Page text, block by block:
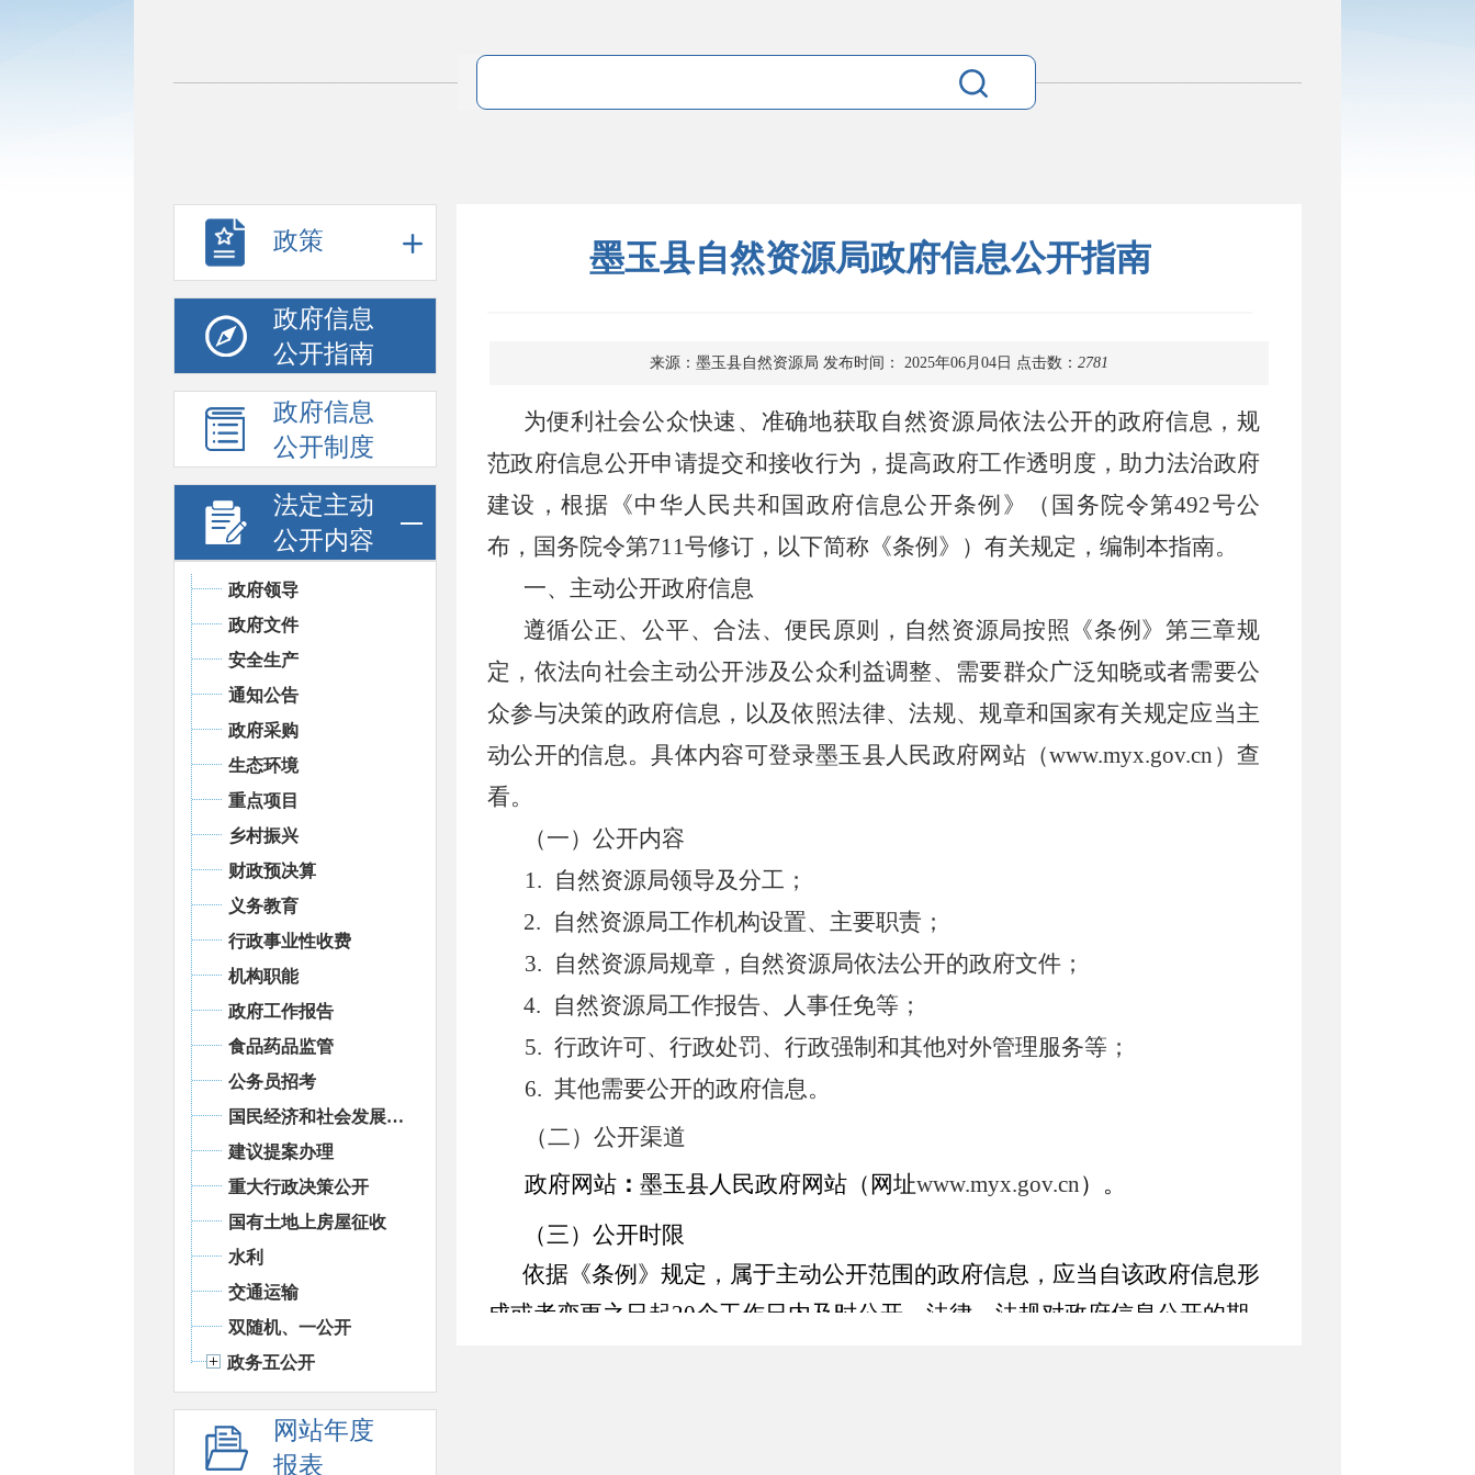
政策
政府信息
公开指南
政府信息
公开制度
法定主动
公开内容
政府领导
政府文件
安全生产
通知公告
政府采购
生态环境
重点项目
乡村振兴
财政预决算
义务教育
行政事业性收费
机构职能
政府工作报告
食品药品监管
公务员招考
国民经济和社会发展统计信息
建议提案办理
重大行政决策公开
国有土地上房屋征收
水利
交通运输
双随机、一公开
政务五公开
网站年度
报表
墨玉县自然资源局政府信息公开指南
来源：墨玉县自然资源局 发布时间： 2025年06月04日 点击数： 2781
为便利社会公众快速、准确地获取自然资源局依法公开的政府信息，规
范政府信息公开申请提交和接收行为，提高政府工作透明度，助力法治政府
建设，根据《中华人民共和国政府信息公开条例》（国务院令第492号公
布，国务院令第711号修订，以下简称《条例》）有关规定，编制本指南。
一、主动公开政府信息
遵循公正、公平、合法、便民原则，自然资源局按照《条例》第三章规
定，依法向社会主动公开涉及公众利益调整、需要群众广泛知晓或者需要公
众参与决策的政府信息，以及依照法律、法规、规章和国家有关规定应当主
动公开的信息。具体内容可登录墨玉县人民政府网站（www.myx.gov.cn ）查
看。
（一）公开内容
1. 自然资源局领导及分工；
2. 自然资源局工作机构设置、主要职责；
3. 自然资源局规章，自然资源局依法公开的政府文件；
4. 自然资源局工作报告、人事任免等；
5. 行政许可、行政处罚、行政强制和其他对外管理服务等；
6. 其他需要公开的政府信息。
（二）公开渠道
政府网站 ：墨玉县人民政府网站（网址www.myx.gov.cn）。
（三）公开时限
依据《条例》规定，属于主动公开范围的政府信息，应当自该政府信息形
成或者变更之日起20个工作日内及时公开。法律、法规对政府信息公开的期